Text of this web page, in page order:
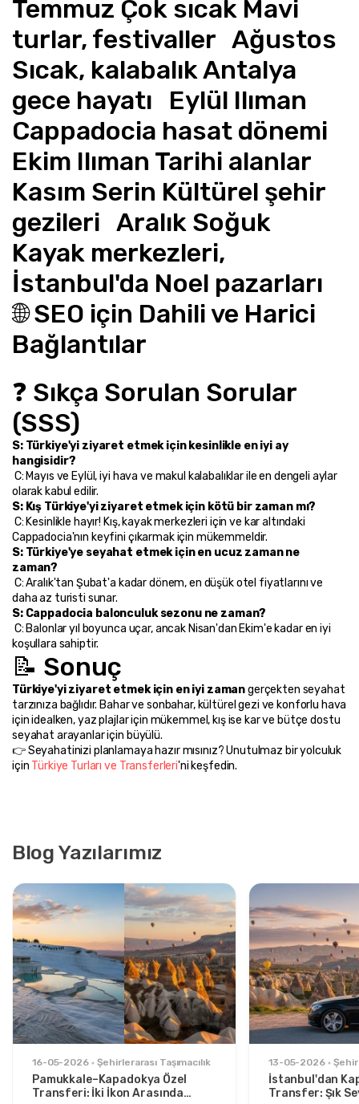
Temmuz Çok sıcak Mavi
turlar, festivaller   Ağustos
Sıcak, kalabalık Antalya
gece hayatı   Eylül Ilıman
Cappadocia hasat dönemi
Ekim Ilıman Tarihi alanlar
Kasım Serin Kültürel şehir
gezileri   Aralık Soğuk
Kayak merkezleri,
İstanbul'da Noel pazarları
🌐 SEO için Dahili ve Harici
Bağlantılar
❓ Sıkça Sorulan Sorular
(SSS)
S: Türkiye'yi ziyaret etmek için kesinlikle en iyi ay
hangisidir?
olarak kabul edilir.
S: Kış Türkiye'yi ziyaret etmek için kötü bir zaman mı?
Cappadocia'nın keyfini çıkarmak için mükemmeldir.
S: Türkiye'ye seyahat etmek için en ucuz zaman ne
zaman?
daha az turisti sunar.
S: Cappadocia balonculuk sezonu ne zaman?
koşullara sahiptir.
📝 Sonuç
Türkiye'yi ziyaret etmek için en iyi zaman gerçekten seyahat
tarzınıza bağlıdır. Bahar ve sonbahar, kültürel gezi ve konforlu hava
için idealken, yaz plajlar için mükemmel, kış ise kar ve bütçe dostu
seyahat arayanlar için büyülü.
👉 Seyahatinizi planlamaya hazır mısınız? Unutulmaz bir yolculuk
için Türkiye Turları ve Transferleri'ni keşfedin.
Blog Yazılarımız
16-05-2026 Şehirlerarası Taşımacılık
Pamukkale–Kapadokya Özel
Transferi: İki İkon Arasında
13-05-2026
İstanbul'dan
Transfer: Şık